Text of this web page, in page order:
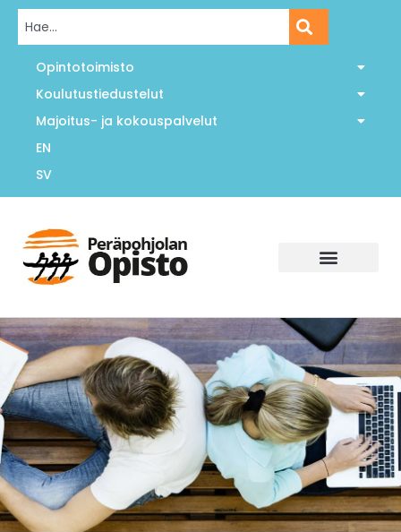
Opintotoimisto
Koulutustiedustelut
Majoitus- ja kokouspalvelut
EN
SV